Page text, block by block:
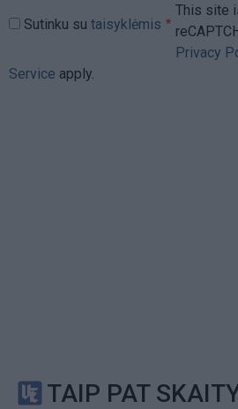
Sutinku su taisyklėmis
This site
Privacy
Service apply.
TAIP PAT